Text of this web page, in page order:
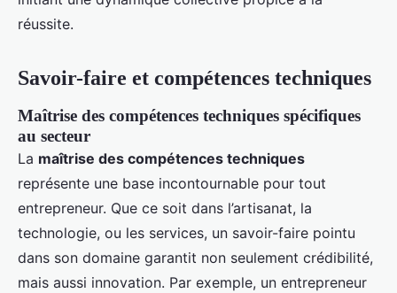
réussite.
Savoir-faire et compétences techniques
Maîtrise des compétences techniques spécifiques
au secteur
La maîtrise des compétences techniques
représente une base incontournable pour tout
entrepreneur. Que ce soit dans l’artisanat, la
technologie, ou les services, un savoir-faire pointu
dans son domaine garantit non seulement crédibilité,
mais aussi innovation. Par exemple, un entrepreneur